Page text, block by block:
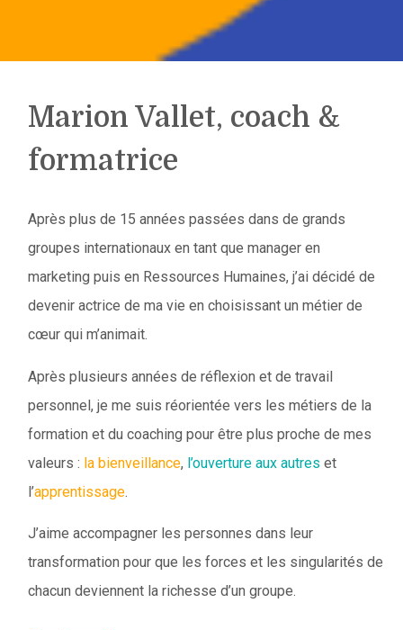
Marion Vallet, coach &
formatrice
Après plus de 15 années passées dans de grands
groupes internationaux en tant que manager en
marketing puis en Ressources Humaines, j’ai décidé de
devenir actrice de ma vie en choisissant un métier de
cœur qui m’animait.
Après plusieurs années de réflexion et de travail
personnel, je me suis réorientée vers les métiers de la
formation et du coaching pour être plus proche de mes
valeurs : la bienveillance, l’ouverture aux autres et
l’apprentissage.
J’aime accompagner les personnes dans leur
transformation pour que les forces et les singularités de
chacun deviennent la richesse d’un groupe.